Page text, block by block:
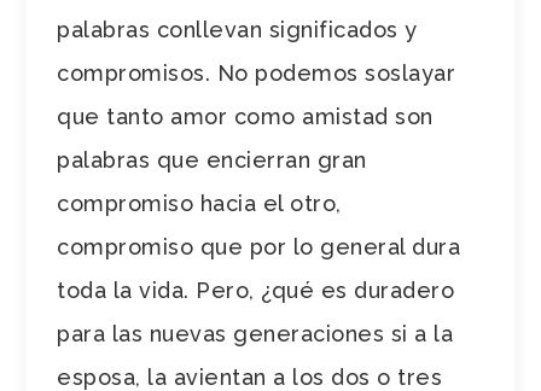
palabras conllevan significados y
compromisos. No podemos soslayar
que tanto amor como amistad son
palabras que encierran gran
compromiso hacia el otro,
compromiso que por lo general dura
toda la vida. Pero, ¿qué es duradero
para las nuevas generaciones si a la
esposa, la avientan a los dos o tres